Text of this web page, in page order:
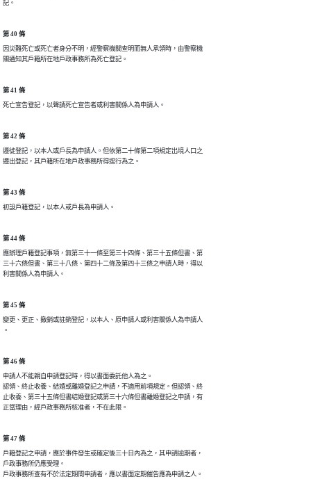
記。
第 40 條
因災難死亡或死亡者身分不明，經警察機關查明而無人承領時，由警察機
關通知其戶籍所在地戶政事務所為死亡登記。
第 41 條
死亡宣告登記，以聲請死亡宣告者或利害關係人為申請人。
第 42 條
遷徙登記，以本人或戶長為申請人。但依第二十條第二項規定出境人口之
遷出登記，其戶籍所在地戶政事務所得逕行為之。
第 43 條
初設戶籍登記，以本人或戶長為申請人。
第 44 條
應辦理戶籍登記事項，無第三十一條至第三十四條、第三十五條但書、第
三十六條但書、第三十八條、第四十二條及第四十三條之申請人時，得以
利害關係人為申請人。
第 45 條
變更、更正、撤銷或註銷登記，以本人、原申請人或利害關係人為申請人
。
第 46 條
申請人不能親自申請登記時，得以書面委託他人為之。
認領、終止收養、結婚或離婚登記之申請，不適用前項規定。但認領、終
止收養、第三十五條但書結婚登記或第三十六條但書離婚登記之申請，有
正當理由，經戶政事務所核准者，不在此限。
第 47 條
戶籍登記之申請，應於事件發生或確定後三十日內為之，其申請逾期者，
戶政事務所仍應受理。
戶政事務所查有不於法定期間申請者，應以書面定期催告應為申請之人。